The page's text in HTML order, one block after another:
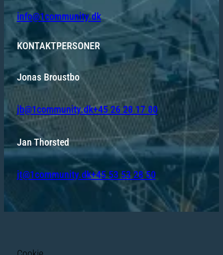
info@1community.dk
KONTAKTPERSONER
Jonas Broustbo
jb@1community.dk+45 26 28 17 80
Jan Thorsted
jt@1community.dk+45 53 53 28 50